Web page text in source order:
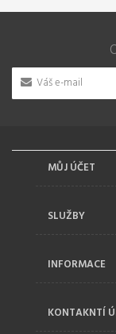
MŮJ ÚČET
SLUŽBY
INFORMACE
KONTAKNTÍ